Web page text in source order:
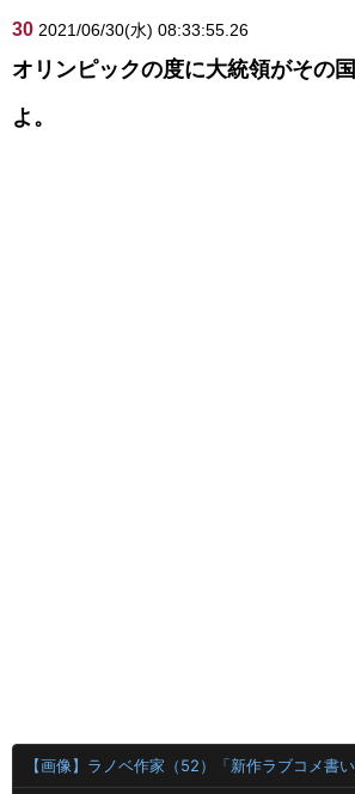
30 2021/06/30(水) 08:33:55.26
オリンピックの度に大統領がその
よ。